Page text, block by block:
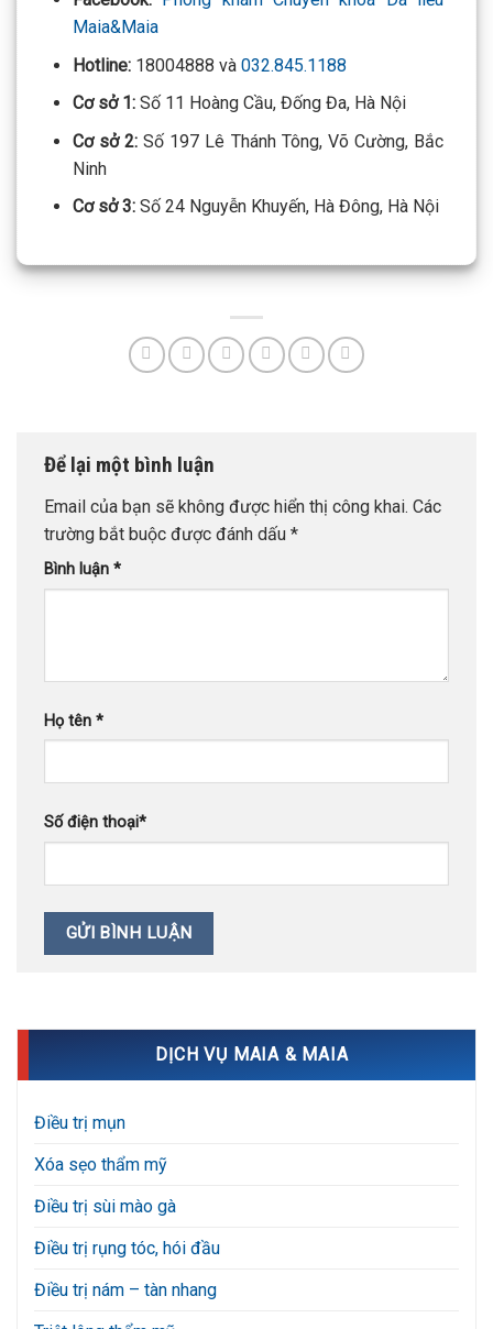
Maia&Maia
Hotline:18004888 và 032.845.1188
Cơ sở 1: Số 11 Hoàng Cầu, Đống Đa, Hà Nội
Cơ sở 2: Số 197 Lê Thánh Tông, Võ Cường, Bắc
Ninh
Cơ sở 3:Số 24 Nguyễn Khuyến, Hà Đông, Hà Nội
Để lại một bình luận
Email của bạn sẽ không được hiển thị công khai. Các
trường bắt buộc được đánh dấu *
Bình luận *
Họ tên *
Số điện thoại*
DỊCH VỤ MAIA & MAIA
Điều trị mụn
Xóa sẹo thẩm mỹ
Điều trị sùi mào gà
Điều trị rụng tóc, hói đầu
Điều trị nám – tàn nhang